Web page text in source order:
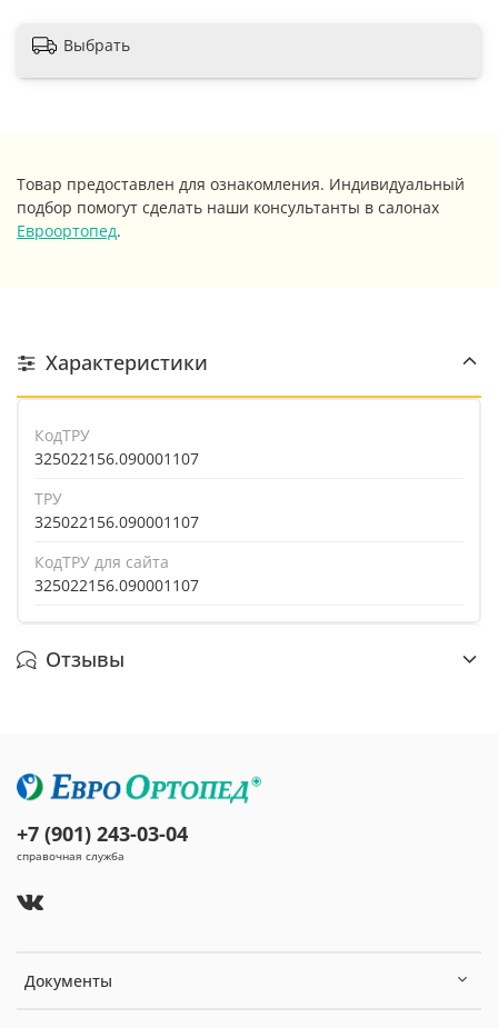
Выбрать
Товар предоставлен для ознакомления. Индивидуальный
подбор помогут сделать наши консультанты в салонах
Евроортопед.
Характеристики
КодТРУ
325022156.090001107
ТРУ
325022156.090001107
КодТРУ для сайта
325022156.090001107
Отзывы
Документы
+7 (901) 243-03-04
справочная служба